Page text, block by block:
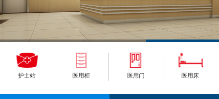
护士站 医用柜 医用门 医用床